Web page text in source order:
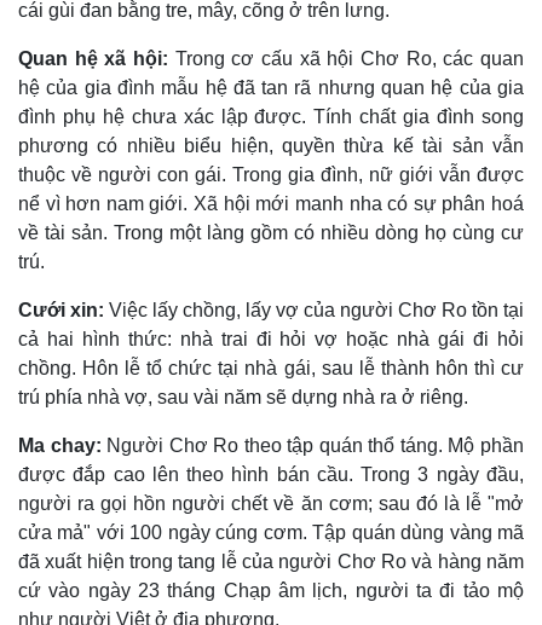
cái gùi đan bằng tre, mây, cõng ở trên lưng.
Quan hệ xã hội: Trong cơ cấu xã hội Chơ Ro, các quan
hệ của gia đình mẫu hệ đã tan rã nhưng quan hệ của gia
đình phụ hệ chưa xác lập được. Tính chất gia đình song
phương có nhiều biểu hiện, quyền thừa kế tài sản vẫn
thuộc về người con gái. Trong gia đình, nữ giới vẫn được
nể vì hơn nam giới. Xã hội mới manh nha có sự phân hoá
về tài sản. Trong một làng gồm có nhiều dòng họ cùng cư
trú.
Cưới xin: Việc lấy chồng, lấy vợ của người Chơ Ro tồn tại
cả hai hình thức: nhà trai đi hỏi vợ hoặc nhà gái đi hỏi
chồng. Hôn lễ tổ chức tại nhà gái, sau lễ thành hôn thì cư
trú phía nhà vợ, sau vài năm sẽ dựng nhà ra ở riêng.
Ma chay: Người Chơ Ro theo tập quán thổ táng. Mộ phần
được đắp cao lên theo hình bán cầu. Trong 3 ngày đầu,
người ra gọi hồn người chết về ăn cơm; sau đó là lễ "mở
cửa mả" với 100 ngày cúng cơm. Tập quán dùng vàng mã
đã xuất hiện trong tang lễ của người Chơ Ro và hàng năm
cứ vào ngày 23 tháng Chạp âm lịch, người ta đi tảo mộ
như người Việt ở địa phương.